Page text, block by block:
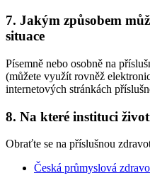
7. Jakým způsobem
situace
Písemně nebo osobně na
(můžete využít rovněž
internetových stránkách
8. Na které instituci
Obraťte se na příslušnou
Česká průmyslová